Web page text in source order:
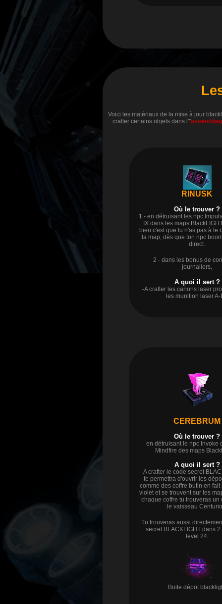
Voici les matériaux de la mise à jour
crafter certains objets dans l'"
RINUSK
Où le trouver ?
1 - en détruisant les npc
IX dans les maps
bien c'est que tu n'as pas à le
la map, dès que ton npc
direct.
2 - dans les bonus de
journaliers,
A quoi il sert ?
-A crafter les canons laser
les munition laser A-
CEREBRUM
Où le trouver ?
en détruisant le npc Invoke
Mindfire des maps
A quoi il sert ?
-A crafter le code secret
te permettra d'ouvrir les
comme des coffre butin en fait
violet et se trouvent sur les
chaque coffre tu trouveras un
le vaisseau
Tu trouveras aussi
secret BLACKLIGHT dans 2
level 24.
Boite dépot